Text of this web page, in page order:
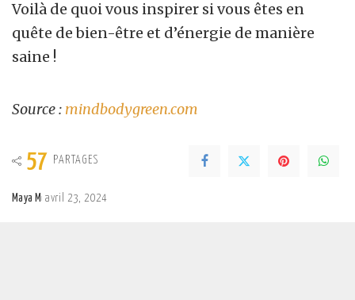
Voilà de quoi vous inspirer si vous êtes en
quête de bien-être et d’énergie de manière
saine !
Source : mindbodygreen.com
57 PARTAGES
Posted
Maya M avril 23, 2024